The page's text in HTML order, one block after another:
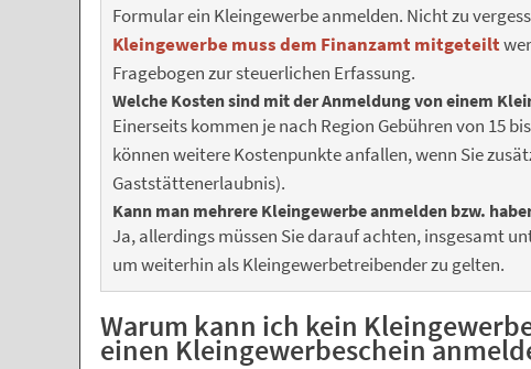
Formular ein Kleingewerbe anmelden. Nicht zu
Kleingewerbe muss dem Finanzamt mitgeteilt
Fragebogen zur steuerlichen Erfassung.
Welche Kosten sind mit der Anmeldung von einem
Einerseits kommen je nach Region Gebühren von 15
können weitere Kostenpunkte anfallen, wenn Sie
Gaststättenerlaubnis).
Kann man mehrere Kleingewerbe anmelden bzw.
Ja, allerdings müssen Sie darauf achten, insgesamt
um weiterhin als Kleingewerbetreibender zu gelten.
Warum kann ich kein
einen Kleingewerbeschein